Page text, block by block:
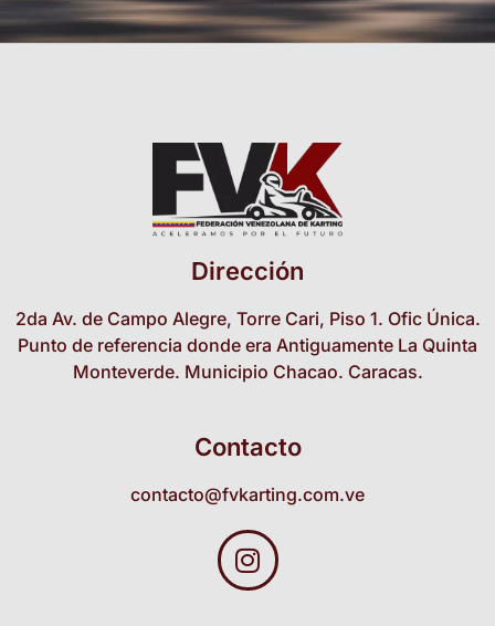
Dirección
2da Av. de Campo Alegre, Torre Cari, Piso 1. Ofic Única.
Punto de referencia donde era Antiguamente La Quinta
Monteverde. Municipio Chacao. Caracas.
Contacto
contacto@fvkarting.com.ve